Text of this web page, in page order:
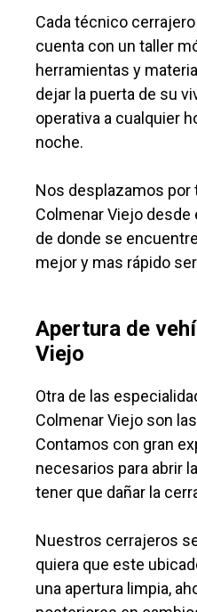
Cada técnico
cuenta con un taller
herramientas y
dejar la puerta de su
operativa a cualquier
noche.
Nos desplazamos por
Colmenar Viejo
de donde se
mejor y mas rápido
Apertura de
Viejo
Otra de las
Colmenar Viejo son
Contamos con gran
necesarios para abrir
tener que dañar la
Nuestros cerrajeros
quiera que este
una apertura limpia,